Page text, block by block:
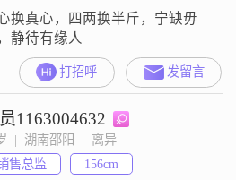
换真心，四两换半斤，宁缺毋
静待有缘人
打招呼 发留言
1163004632
|  湖南邵阳  |  离异
售总监
156cm